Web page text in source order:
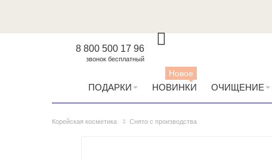
8 800 500 17 96
звонок бесплатный
ПОДАРКИ НОВИНКИ
Новое
ОЧИЩЕНИЕ
Корейская косметика Снято с производства